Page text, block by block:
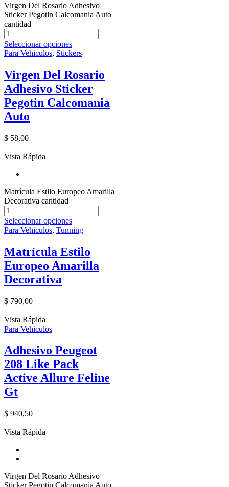
Virgen Del Rosario Adhesivo
Sticker Pegotin Calcomania Auto
cantidad
Seleccionar opciones
Para Vehiculos, Stickers
Virgen Del Rosario
Adhesivo Sticker
Pegotin Calcomania
Auto
$ 58,00
Vista Rápida
Matrícula Estilo Europeo Amarilla
Decorativa cantidad
Seleccionar opciones
Para Vehiculos, Tunning
Matrícula Estilo
Europeo Amarilla
Decorativa
$ 790,00
Vista Rápida
Para Vehiculos
Adhesivo Peugeot
208 Like Pack
Active Allure Feline
Gt
$ 940,50
Vista Rápida
Virgen Del Rosario Adhesivo